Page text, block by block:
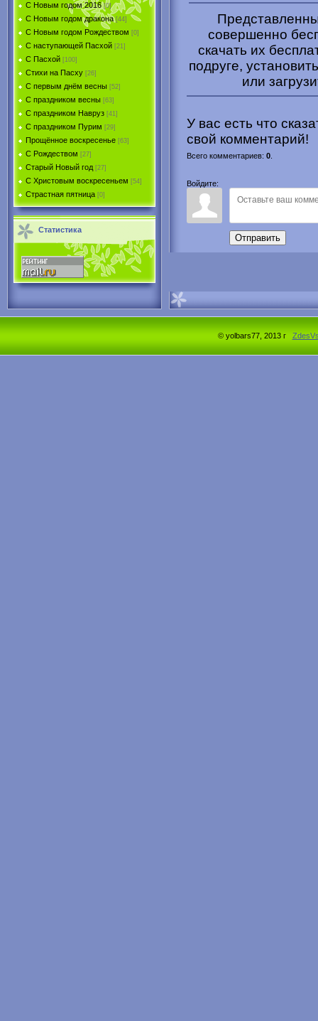
С Новым годом 2016 [0]
С Новым годом дракона [44]
С Новым годом Рождеством [0]
С наступающей Пасхой [21]
С Пасхой [100]
Стихи на Пасху [26]
С первым днём весны [52]
С праздником весны [63]
С праздником Навруз [41]
С праздником Пурим [29]
Прощённое воскресенье [63]
С Рождеством [27]
Старый Новый год [27]
С Христовым воскресеньем [54]
Страстная пятница [0]
Статистика
совершенно
скачать их
подруге,
или
У вас есть что
свой комментарий!
Всего комментариев: 0
Войдите:
Отправить
© yolbars77, 2013 г